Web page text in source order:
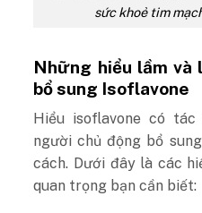
sức khoẻ tim
Những hiểu lầm
bổ sung Isoflavone
Hiểu isoflavone có
người chủ động bổ
cách. Dưới đây là các
quan trọng bạn cần biết: